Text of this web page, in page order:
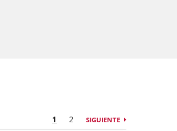
1 2 SIGUIENTE